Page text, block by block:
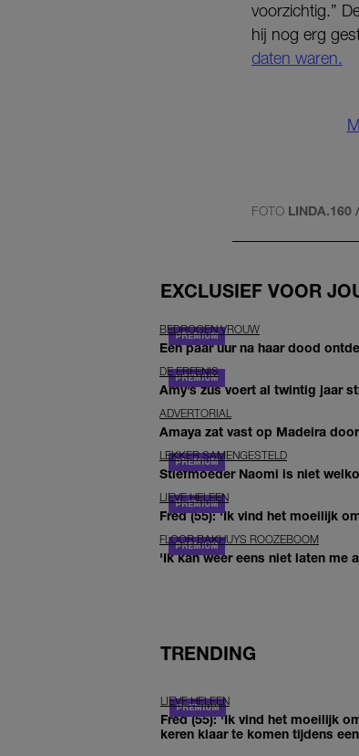
voorzichtig.”
hij nog erg
daten waren.
FOTO LINDA.160
EXCLUSIEF VOOR
BEDROGEN VROUW
Een paar uur na haar dood
DE ERFENIS
Amy’s zus voert al twintig jaar
ADVERTORIAL
Amaya zat vast op Madeira
LEKKER SAMENGESTELD
Stiefmoeder Naomi is niet
LIEVE HELEEN
Fred (55): 'Ik vind het moeilijk
FLOOR BAKHUYS ROOZEBOOM
'Ik kan weer eens niet laten me
TRENDING
LIEVE HELEEN
Fred (55): 'Ik vind het moeilijk
keren klaar te komen tijdens